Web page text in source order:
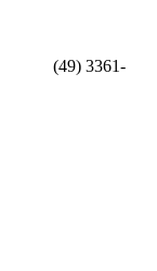
(49) 3361-